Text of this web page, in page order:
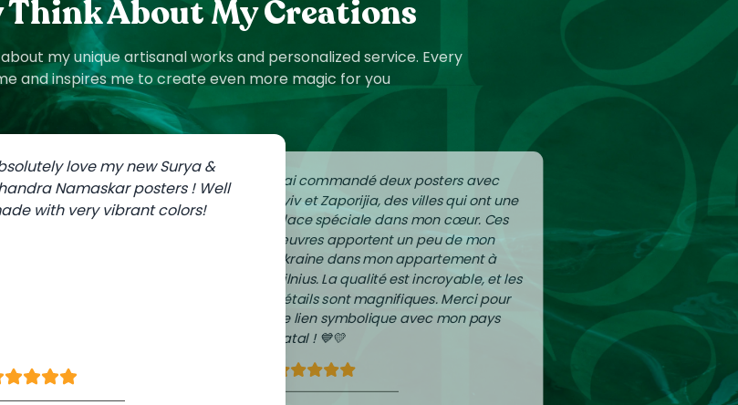
About My Creations
my unique artisanal works and personalized service. Every
and inspires me to create even more magic for you
love my new Surya &
Namaskar posters ! Well
with very vibrant colors!
J'ai commandé deux posters avec
Kyiv et Zaporijia, des villes qui ont une
place spéciale dans mon cœur. Ces
œuvres apportent un peu de mon
Ukraine dans mon appartement à
Vilnius. La qualité est incroyable, et les
détails sont magnifiques. Merci pour
ce lien symbolique avec mon pays
natal ! 💙💛